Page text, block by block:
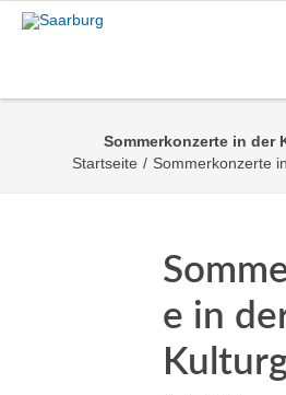
Sommerkonzerte in der
Startseite / Sommerkonzerte
e in